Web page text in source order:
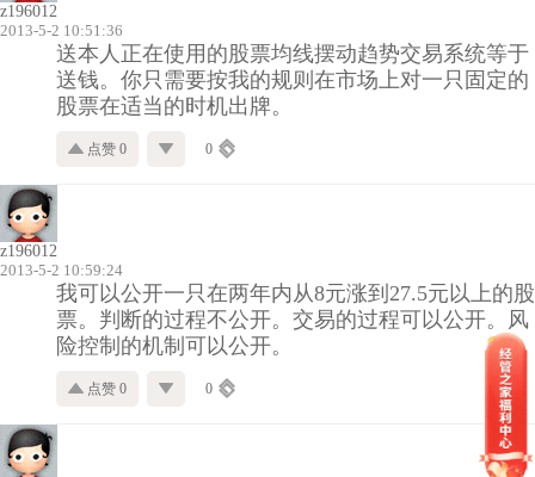
z196012
2013-5-2 10:51:36
送本人正在使用的股票均线摆动趋势交易系统等于
送钱。你只需要按我的规则在市场上对一只固定的
股票在适当的时机出牌。
点赞 0 0
z196012
2013-5-2 10:59:24
我可以公开一只在两年内从8元涨到27.5元以上的股
票。判断的过程不公开。交易的过程可以公开。风
险控制的机制可以公开。
点赞 0 0